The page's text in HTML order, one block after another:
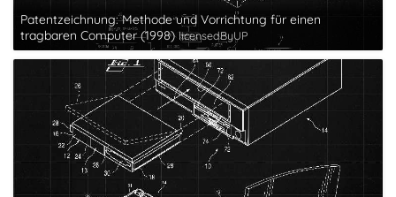
Patentzeichnung: Methode und Vorrichtung für einen
tragbaren Computer (1998) licensedByUP